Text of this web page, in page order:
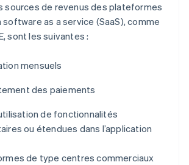
sources de revenus des plateformes
as a service (SaaS), comme
sont les suivantes :
mensuels
des paiements
de fonctionnalités
ou étendues dans l’application
de type centres commerciaux